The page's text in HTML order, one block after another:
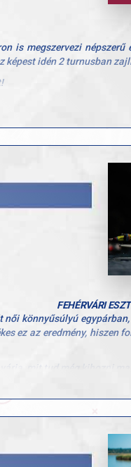
is megszervezi
képest idén 2 turnusban
illetve a
Utaláskor a közlemény
tér 10. (Kálóczy téri
Mihálynál:
és élménnyel!
FEHÉRVÁRI
könnyűsúlyú
ez az eredmény,